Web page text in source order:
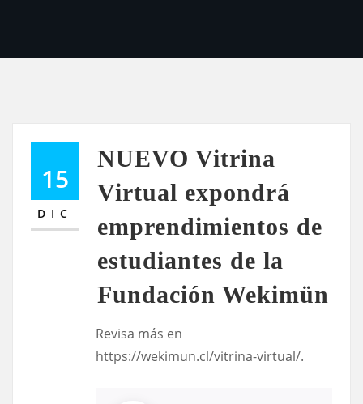
15
DIC
NUEVO Vitrina
Virtual expondrá
emprendimientos de
estudiantes de la
Fundación Wekimün
Revisa más en
https://wekimun.cl/vitrina-virtual/.